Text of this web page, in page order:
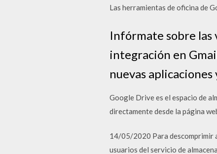
Las herramientas de oficina de
Infórmate sobre las
integración en
nuevas aplicaciones
Google Drive es el espacio de
directamente desde la página
14/05/2020 Para descomprimir
usuarios del servicio de